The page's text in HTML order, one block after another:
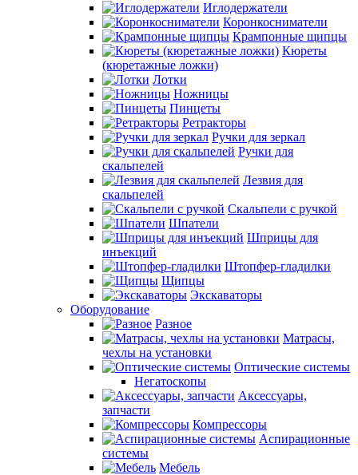
Иглодержатели
Коронкосниматели
Крампонные щипцы
Кюреты
(кюретажные ложки)
Лотки
Ножницы
Пинцеты
Ретракторы
Ручки для зеркал
Ручки для
скальпелей
Лезвия для
скальпелей
Скальпели с ручкой
Шпатели
Шприцы для
инъекций
Штопфер-гладилки
Щипцы
Экскаваторы
Оборудование
Разное
Матрасы,
чехлы на установки
Оптические системы
Негатоскопы
Аксессуары,
запчасти
Компрессоры
Аспирационные
системы
Мебель